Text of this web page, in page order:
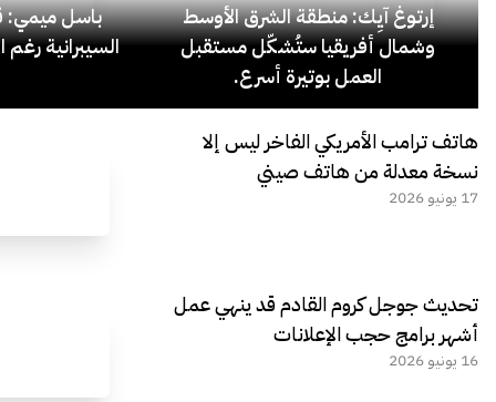
إرتوغ آيِك: منطقة الشرق الأوسط
وشمال أفريقيا ستُشكّل مستقبل
العمل بوتيرة أسرع.
باسل ميمي:
السيبرانية رغم
هاتف ترامب الأمريكي الفاخر ليس إلا
نسخة معدلة من هاتف صيني
17 يونيو 2026
تحديث جوجل كروم القادم قد ينهي عمل
أشهر برامج حجب الإعلانات
16 يونيو 2026